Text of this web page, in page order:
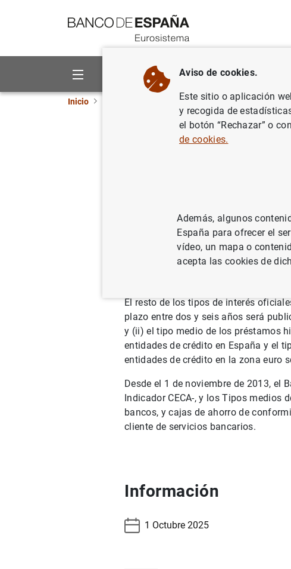
Sobre el Banco Áreas de actuación
Inicio Eventos del Banco de
Euríbor
hasta la fecha de su publicación en
Estadísticas de tipos de interés
El resto de los tipos de interés
plazo entre dos y seis años será
y (ii) el tipo medio de los préstamos
entidades de crédito en España y el
entidades de crédito en la zona euro
Desde el 1 de noviembre de 2013, el
Indicador CECA-, y los Tipos medios
bancos, y cajas de ahorro de
cliente de servicios bancarios.
Información
1 Octubre 2025
Aviso de cookies.
Este sitio o aplicación
y recogida de
el botón “Rechazar” o
de cookies.
Además, algunos
España para ofrecer el
vídeo, un mapa o
acepta las cookies de